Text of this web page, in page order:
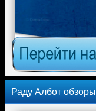
Раду Албот обзоры